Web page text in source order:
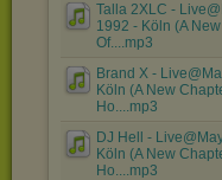
Talla 2XLC -
1992 - Köln (A
Of....mp3
Brand X -
Köln (A New
Ho....mp3
DJ Hell -
Köln (A New
Ho....mp3